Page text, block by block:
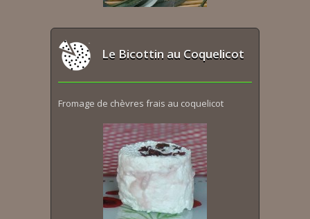
Le Bicottin au Coquelicot
Fromage de chèvres frais au coquelicot